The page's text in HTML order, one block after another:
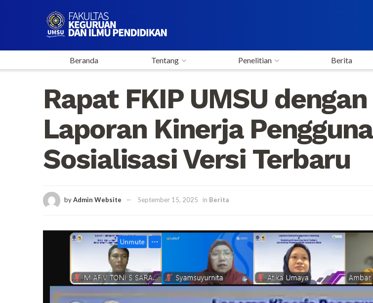
Beranda Tentang Penelitian Berita
Rapat FKIP UMSU
Laporan Kinerja
Sosialisasi Versi Terbaru
byAdmin Website September 15, 2025 in Berita